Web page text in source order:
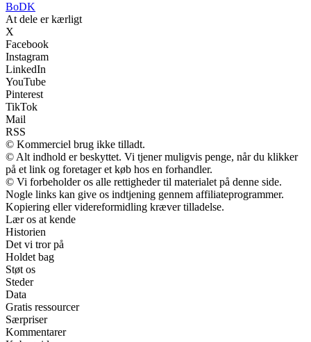
BoDK
At dele er kærligt
X
Facebook
Instagram
LinkedIn
YouTube
Pinterest
TikTok
Mail
RSS
© Kommerciel brug ikke tilladt.
© Alt indhold er beskyttet. Vi tjener muligvis penge, når du klikker
på et link og foretager et køb hos en forhandler.
© Vi forbeholder os alle rettigheder til materialet på denne side.
Nogle links kan give os indtjening gennem affiliateprogrammer.
Kopiering eller videreformidling kræver tilladelse.
Lær os at kende
Historien
Det vi tror på
Holdet bag
Støt os
Steder
Data
Gratis ressourcer
Særpriser
Kommentarer